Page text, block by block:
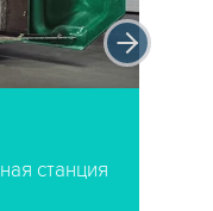
станция